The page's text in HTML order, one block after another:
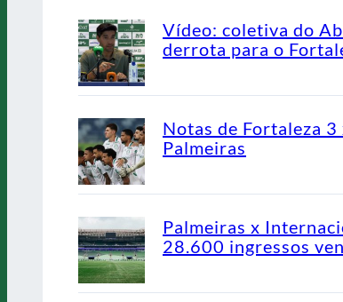
Vídeo: coletiva do
derrota para o
Notas de Fortaleza 3
Palmeiras
Palmeiras x
28.600 ingressos